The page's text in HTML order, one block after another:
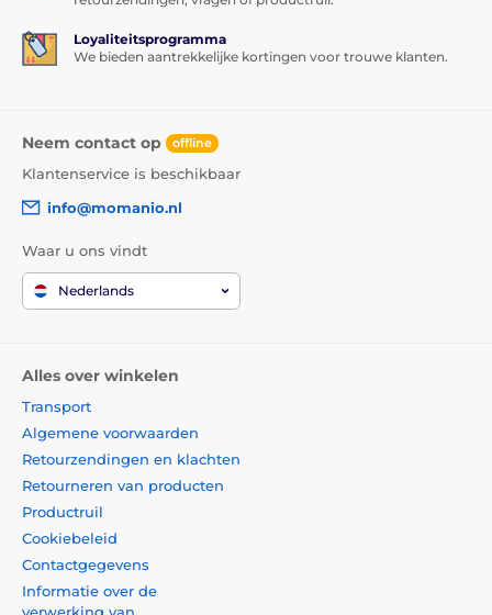
Loyaliteitsprogramma
We bieden aantrekkelijke kortingen voor trouwe klanten.
Neem contact op offline
Klantenservice is beschikbaar
info@momanio.nl
Waar u ons vindt
Nederlands
Alles over winkelen
Transport
Algemene voorwaarden
Retourzendingen en klachten
Retourneren van producten
Productruil
Cookiebeleid
Contactgegevens
Informatie over de